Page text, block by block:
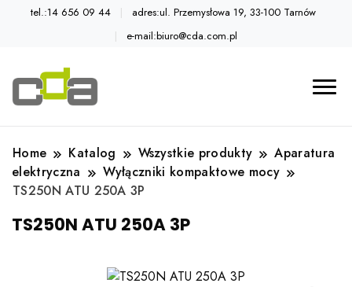
tel.:14 656 09 44
adres:ul. Przemysłowa 19, 33-100 Tarnów
e-mail:biuro@cda.com.pl
Home Katalog Wszystkie produkty
Aparatura
elektryczna
Wyłączniki kompaktowe mocy
TS250N ATU 250A 3P
TS250N ATU 250A 3P